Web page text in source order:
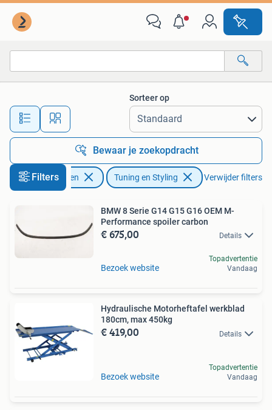
Alle afstanden…
Sorteer op
Bewaar je zoekopdracht
FiltersMotoren Tuning en Styling Verwijder filters
BMW 8 Serie G14 G15 G16 OEM M-
Performance spoiler carbon
€ 675,00 Details
Bezoek website
Topadvertentie
Vandaag
Hydraulische Motorheftafel werkblad
180cm, max 450kg
€ 419,00 Details
Bezoek website
Topadvertentie
Vandaag